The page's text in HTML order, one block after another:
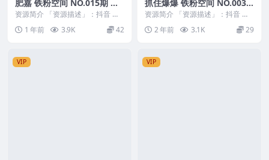
肥嘉 铁粉空间 NO.015期 最
新至：2025.5.11
资源简介 「资源描述」：抖音 肥
嘉 铁粉空间 NO.015期 【18P】最
新至：...
1 年前 3.9K 42
抓住爆爆 铁粉空间 NO.003
期 最新至：2024.10.24
资源简介 「资源描述」：抖音 抓
住爆爆 铁粉空间 NO.003期 【14P
2V】...
2 年前 3.1K 29
VIP VIP